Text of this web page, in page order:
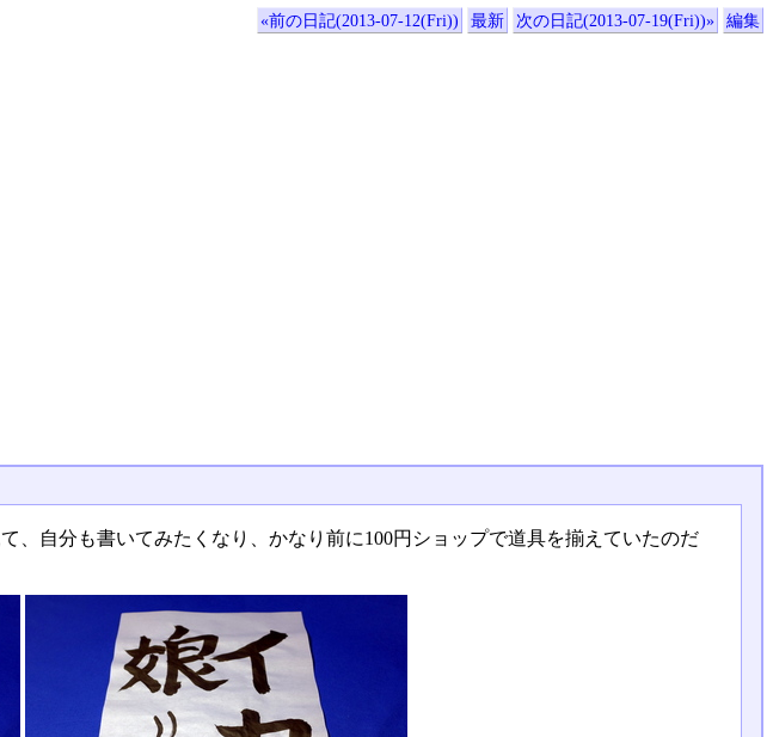
«前の日記(2013-07-12(Fri)) 最新 次の日記(2013-07-19(Fri))» 編集
、自分も書いてみたくなり、かなり前に100円ショップで道具を揃えていたのだ